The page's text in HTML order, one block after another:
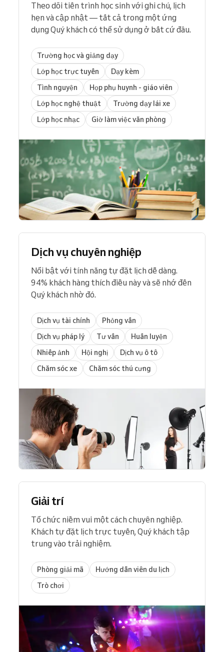
Theo dõi tiến trình học sinh với ghi chú, lịch
hẹn và cập nhật — tất cả trong một ứng
dụng Quý khách có thể sử dụng ở bất cứ đâu.
Trường học và giảng dạy
Lớp học trực tuyến
Dạy kèm
Tình nguyện
Họp phụ huynh - giáo viên
Lớp học nghệ thuật
Trường dạy lái xe
Lớp học nhạc
Giờ làm việc văn phòng
Dịch vụ chuyên nghiệp
Nổi bật với tính năng tự đặt lịch dễ dàng.
94% khách hàng thích điều này và sẽ nhớ đến
Quý khách nhờ đó.
Dịch vụ tài chính
Phỏng vấn
Dịch vụ pháp lý
Tư vấn
Huấn luyện
Nhiếp ảnh
Hội nghị
Dịch vụ ô tô
Chăm sóc xe
Chăm sóc thú cưng
Giải trí
Tổ chức niềm vui một cách chuyên nghiệp.
Khách tự đặt lịch trực tuyến, Quý khách tập
trung vào trải nghiệm.
Phòng giải mã
Hướng dẫn viên du lịch
Trò chơi